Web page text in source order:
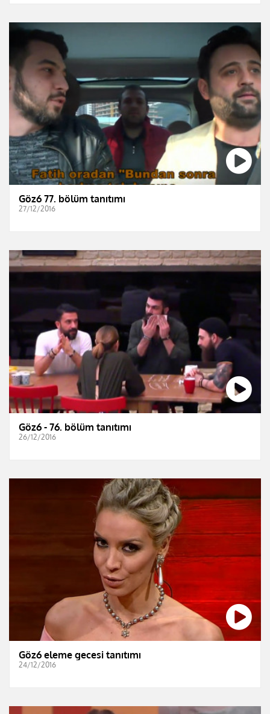
Göz6 77. bölüm tanıtımı
27/12/2016
Göz6 - 76. bölüm tanıtımı
26/12/2016
Göz6 eleme gecesi tanıtımı
24/12/2016